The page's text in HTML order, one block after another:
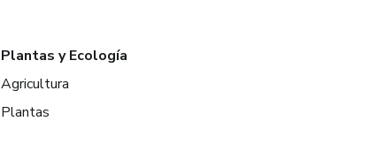
Plantas y Ecología
Agricultura
Plantas